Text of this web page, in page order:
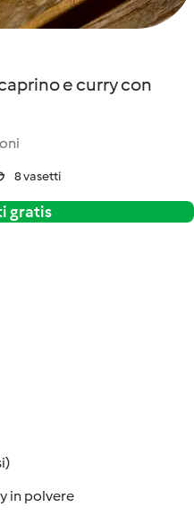
e curry con
8 vasetti
gratis
in polvere